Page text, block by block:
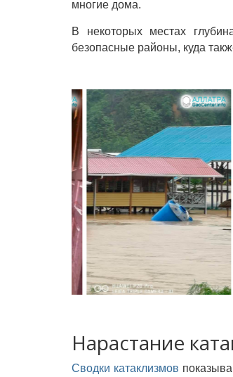
многие дома.
В некоторых местах
безопасные районы, куда
Нарастание
Сводки катаклизмов